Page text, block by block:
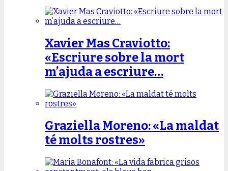
Xavier Mas Craviotto:
«Escriure sobre la mort
m’ajuda a escriure…
Graziella Moreno: «La maldat
té molts rostres»